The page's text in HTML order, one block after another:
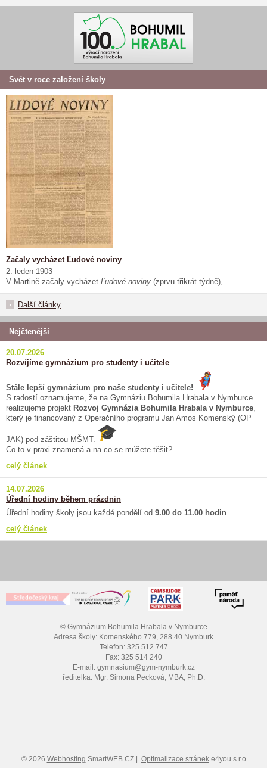
Svět v roce založení školy
Začaly vycházet Ľudové noviny
2. leden 1903
V Martině začaly vycházet Ľudové noviny (zprvu třikrát týdně),
Další články
Nejčtenější
20.07.2026
Rozvíjíme gymnázium pro studenty i učitele
Stále lepší gymnázium pro naše studenty i učitele!
S radostí oznamujeme, že na Gymnáziu Bohumila Hrabala v Nymburce
realizujeme projekt Rozvoj Gymnázia Bohumila Hrabala v Nymburce
který je financovaný z Operačního programu Jan Amos Komenský (OP
JAK) pod záštitou MŠMT.
Co to v praxi znamená a na co se můžete těšit?
celý článek
14.07.2026
Úřední hodiny během prázdnin
Úřední hodiny školy jsou každé pondělí od 9.00 do 11.00 hodin
celý článek
© Gymnázium Bohumila Hrabala v Nymburce
Adresa školy: Komenského 779, 288 40 Nymburk
Telefon: 325 512 747
Fax: 325 514 240
E-mail: gymnasium@gym-nymburk.cz
ředitelka: Mgr. Simona Pecková, MBA, Ph.D.
© 2026 Webhosting SmartWEB.CZ | Optimalizace stráneke4you s.r.o.